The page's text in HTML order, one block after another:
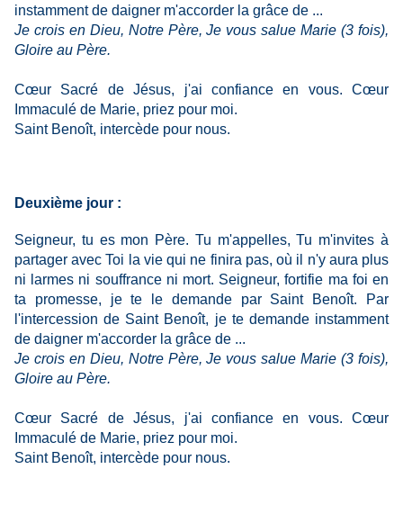
instamment de daigner m'accorder la grâce de ...
Je crois en Dieu, Notre Père, Je vous salue Marie (3 fois),
Gloire au Père.
Cœur Sacré de Jésus, j'ai confiance en vous. Cœur
Immaculé de Marie, priez pour moi.
Saint Benoît, intercède pour nous.
Deuxième jour :
Seigneur, tu es mon Père. Tu m'appelles, Tu m'invites à
partager avec Toi la vie qui ne finira pas, où il n'y aura plus
ni larmes ni souffrance ni mort. Seigneur, fortifie ma foi en
ta promesse, je te le demande par Saint Benoît. Par
l'intercession de Saint Benoît, je te demande instamment
de daigner m'accorder la grâce de ...
Je crois en Dieu, Notre Père, Je vous salue Marie (3 fois),
Gloire au Père.
Cœur Sacré de Jésus, j'ai confiance en vous. Cœur
Immaculé de Marie, priez pour moi.
Saint Benoît, intercède pour nous.